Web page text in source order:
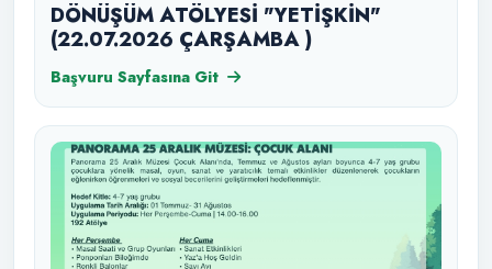
DÖNÜŞÜM ATÖLYESİ "YETİŞKİN"
(22.07.2026 ÇARŞAMBA )
Başvuru Sayfasına Git